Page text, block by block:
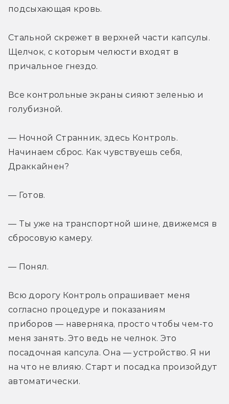
подсыхающая кровь.
Стальной скрежет в верхней части капсулы.
Щелчок, с которым челюсти входят в
причальное гнездо.
Все контрольные экраны сияют зеленью и
голубизной.
— Ночной Странник, здесь Контроль.
Начинаем сброс. Как чувствуешь себя,
Драккайнен?
— Готов.
— Ты уже на транспортной шине, движемся в
сбросовую камеру.
— Понял.
Всю дорогу Контроль опрашивает меня
согласно процедуре и показаниям
приборов — наверняка, просто чтобы чем-то
меня занять. Это ведь не челнок. Это
посадочная капсула. Она — устройство. Я ни
на что не влияю. Старт и посадка произойдут
автоматически.